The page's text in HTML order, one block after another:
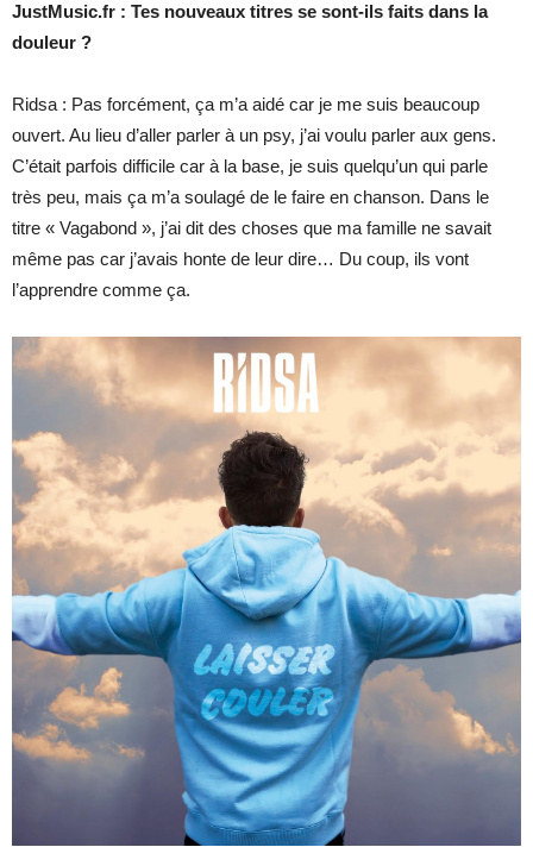
JustMusic.fr : Tes nouveaux titres se sont-ils faits dans la
douleur ?
Ridsa : Pas forcément, ça m’a aidé car je me suis beaucoup
ouvert. Au lieu d’aller parler à un psy, j’ai voulu parler aux gens.
C’était parfois difficile car à la base, je suis quelqu’un qui parle
très peu, mais ça m’a soulagé de le faire en chanson. Dans le
titre « Vagabond », j’ai dit des choses que ma famille ne savait
même pas car j’avais honte de leur dire… Du coup, ils vont
l’apprendre comme ça.